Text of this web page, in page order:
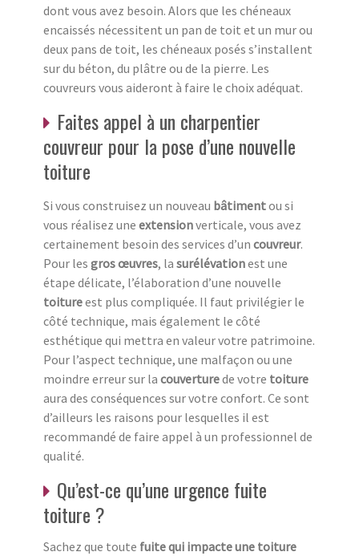
dont vous avez besoin. Alors que les chéneaux
encaissés nécessitent un pan de toit et un mur ou
deux pans de toit, les chéneaux posés s’installent
sur du béton, du plâtre ou de la pierre. Les
couvreurs vous aideront à faire le choix adéquat.
Faites appel à un charpentier
couvreur pour la pose d’une nouvelle
toiture
Si vous construisez un nouveau bâtimentou si
vous réalisez une extensionverticale, vous avez
certainement besoin des services d’un couvreur.
Pour les gros œuvres, la surélévationest une
étape délicate, l’élaboration d’une nouvelle
toitureest plus compliquée. Il faut privilégier le
côté technique, mais également le côté
esthétique qui mettra en valeur votre patrimoine.
Pour l’aspect technique, une malfaçon ou une
moindre erreur sur la couverturede votre toiture
aura des conséquences sur votre confort. Ce sont
d’ailleurs les raisons pour lesquelles il est
recommandé de faire appel à un professionnel de
qualité.
Qu’est-ce qu’une urgence fuite
toiture ?
Sachez que toute fuite qui impacte une toiture